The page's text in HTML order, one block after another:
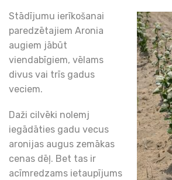
Stādījumu ierīkošanai
paredzētajiem Aronia
augiem jābūt
viendabīgiem, vēlams
divus vai trīs gadus
veciem.
Daži cilvēki nolemj
iegādāties gadu vecus
aronijas augus zemākas
cenas dēļ. Bet tas ir
acīmredzams ietaupījums